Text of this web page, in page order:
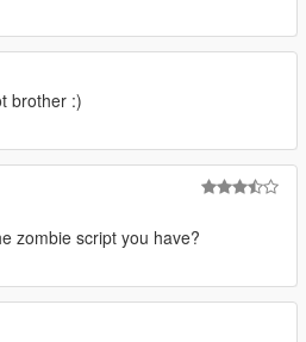
brother :)
zombie script you have?